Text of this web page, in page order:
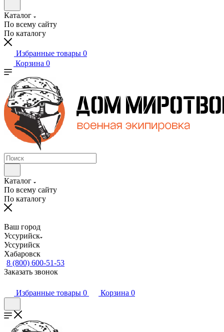
Каталог
По всему сайту
По каталогу
Избранные товары 0
Корзина 0
Каталог
По всему сайту
По каталогу
Ваш город
Уссурийск
Уссурийск
Хабаровск
8 (800) 600-51-53
Заказать звонок
Избранные товары 0 Корзина 0